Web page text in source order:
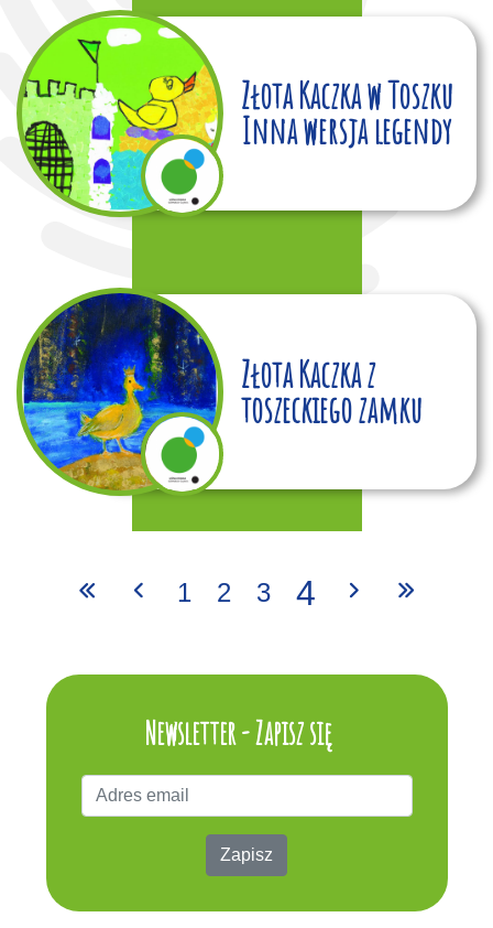
Złota Kaczka w Toszku
Inna wersja legendy
Złota Kaczka z
toszeckiego zamku
1 2 3 4
Newsletter - Zapisz się
Zapisz